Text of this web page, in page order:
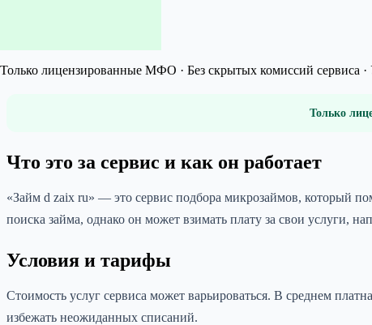
Только лицензированные МФО · Без скрытых комиссий сервиса
Только
Что это за сервис и как он работает
«Займ d zaix ru» — это сервис подбора микрозаймов, который
поиска займа, однако он может взимать плату за свои услуги,
Условия и тарифы
Стоимость услуг сервиса может варьироваться. В среднем
избежать неожиданных списаний.